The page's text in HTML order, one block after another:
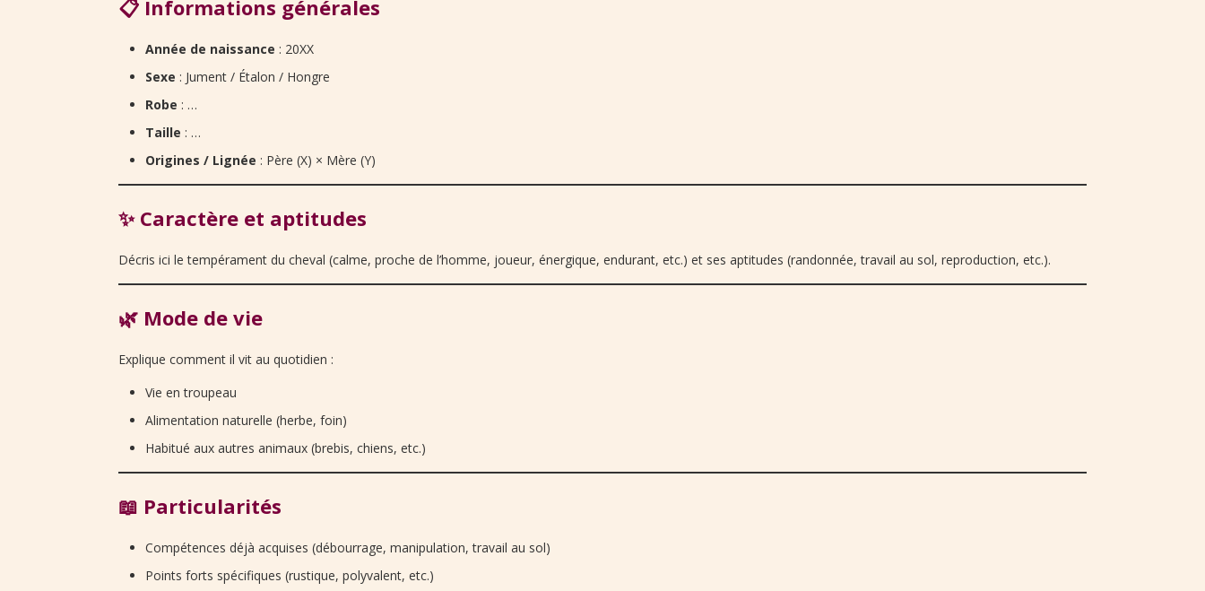
📋 Informations générales
Année de naissance : 20XX
Sexe : Jument / Étalon / Hongre
Robe : …
Taille : …
Origines / Lignée : Père (X) × Mère (Y)
✨ Caractère et aptitudes
Décris ici le tempérament du cheval (calme, proche de l’homme, joueur, énergique, endurant, etc.) et ses aptitudes (randonnée, travail au sol, reproduction, etc.).
🌿 Mode de vie
Explique comment il vit au quotidien :
Vie en troupeau
Alimentation naturelle (herbe, foin)
Habitué aux autres animaux (brebis, chiens, etc.)
📖 Particularités
Compétences déjà acquises (débourrage, manipulation, travail au sol)
Points forts spécifiques (rustique, polyvalent, etc.)